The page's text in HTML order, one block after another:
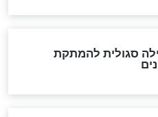
על כל השנים"